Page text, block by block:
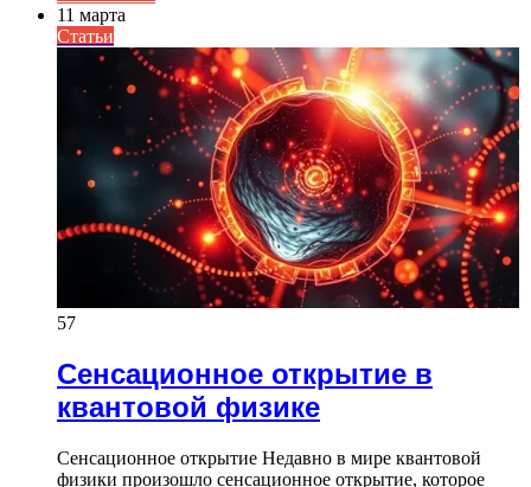
11 марта
Статьи
57
Сенсационное открытие в
квантовой физике
Сенсационное открытие Недавно в мире квантовой
физики произошло сенсационное открытие, которое